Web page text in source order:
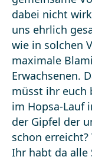
dabei nicht
uns ehrlich
wie in solchen
maximale
Erwachsenen.
müsst ihr euch
im Hopsa-Lauf
der Gipfel der
schon erreicht?
Ihr habt da alle